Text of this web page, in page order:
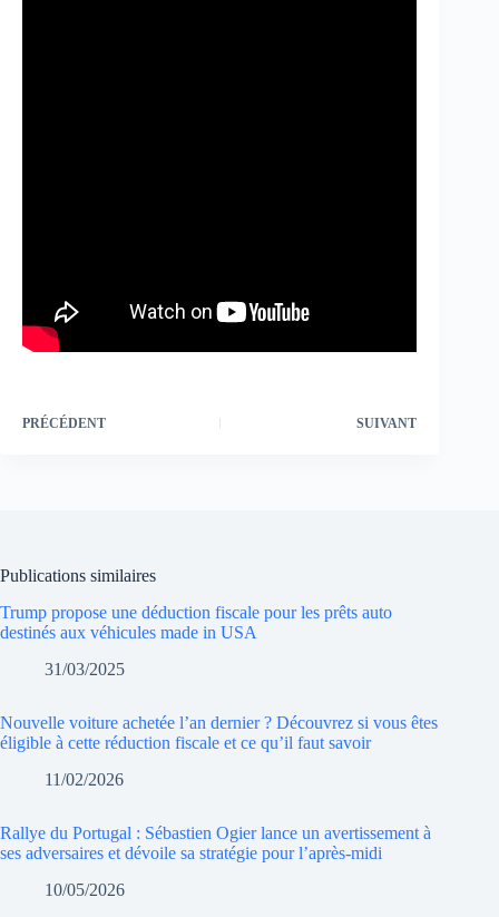
PRÉCÉDENT SUIVANT
Publications similaires
Trump propose une déduction fiscale pour les prêts auto
destinés aux véhicules made in USA
31/03/2025
Nouvelle voiture achetée l’an dernier ? Découvrez si vous êtes
éligible à cette réduction fiscale et ce qu’il faut savoir
11/02/2026
Rallye du Portugal : Sébastien Ogier lance un avertissement à
ses adversaires et dévoile sa stratégie pour l’après-midi
10/05/2026